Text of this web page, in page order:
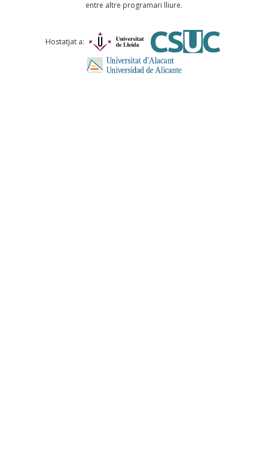
Comentari *
entre altre programari lliure.
Hostatjat a: